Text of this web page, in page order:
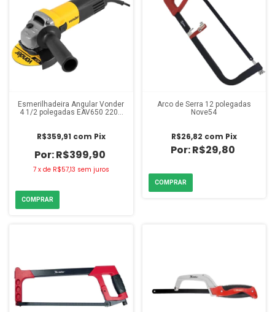
Esmerilhadeira Angular Vonder
4 1/2 polegadas EAV650 220V
R$399,90
R$359,91 com Pix
7 x de R$57,13 sem juros
Arco de Serra 12 polegadas
Nove54
R$29,80
R$26,82 com Pix